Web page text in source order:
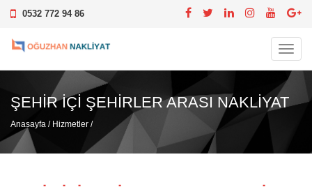
0532 772 94 86
ŞEHIR IÇI ŞEHIRLER ARASI NAKLIYAT
Anasayfa / Hizmetler /